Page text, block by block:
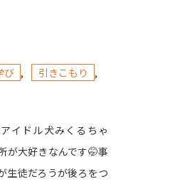
び , 引きこもり
,
ドル犬みくるちゃ
大好きなんです🤭事
生徒だろうが後ろをつ